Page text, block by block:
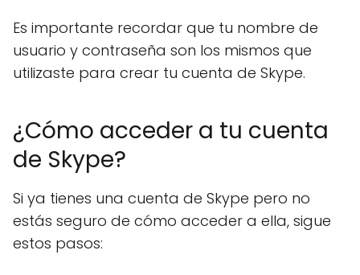
Es importante recordar que tu nombre de
usuario y contraseña son los mismos que
utilizaste para crear tu cuenta de Skype.
¿Cómo acceder a tu cuenta
de Skype?
Si ya tienes una cuenta de Skype pero no
estás seguro de cómo acceder a ella, sigue
estos pasos: